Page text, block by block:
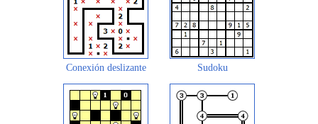
Conexión deslizante Sudoku